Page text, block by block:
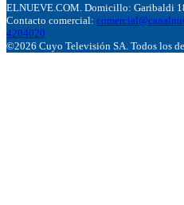
ELNUEVE.COM. Domicillo: Garibaldi
Contacto comercial:
4204020
©2026 Cuyo Televisión SA. Todos los